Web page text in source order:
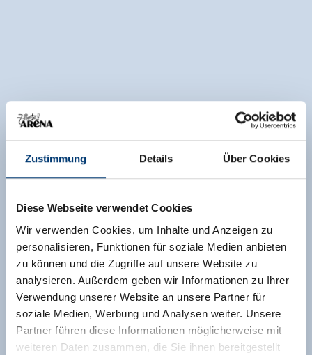
Zustimmung Details Über Cookies
Diese Webseite verwendet Cookies
Wir verwenden Cookies, um Inhalte und Anzeigen zu
personalisieren, Funktionen für soziale Medien anbieten
zu können und die Zugriffe auf unsere Website zu
analysieren. Außerdem geben wir Informationen zu Ihrer
Verwendung unserer Website an unsere Partner für
soziale Medien, Werbung und Analysen weiter. Unsere
Partner führen diese Informationen möglicherweise mit
weiteren Daten zusammen, die Sie ihnen bereitgestellt